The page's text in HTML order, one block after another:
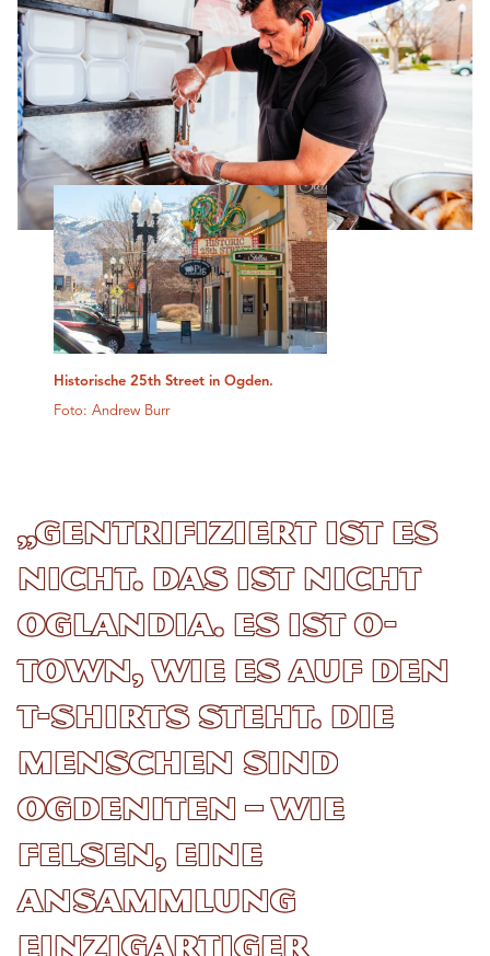
Historische 25th Street in Ogden.
Foto: Andrew Burr
„Gentrifiziert ist es
nicht. Das ist nicht
Oglandia. Es ist O-
Town, wie es auf den
T-Shirts steht. Die
Menschen sind
Ogdeniten – wie
Felsen, eine
Ansammlung
einzigartiger